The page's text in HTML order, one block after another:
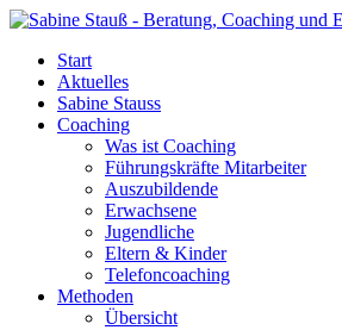
Start
Aktuelles
Sabine Stauss
Coaching
Was ist Coaching
Führungskräfte Mitarbeiter
Auszubildende
Erwachsene
Jugendliche
Eltern & Kinder
Telefoncoaching
Methoden
Übersicht